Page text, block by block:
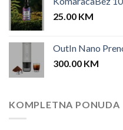
25.00 KM
OutIn Nano
300.00 KM
KOMPLETNA PONUDA